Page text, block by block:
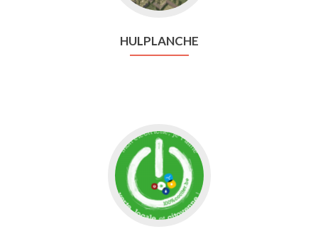
HULPLANCHE
Aller
vers
Cociter